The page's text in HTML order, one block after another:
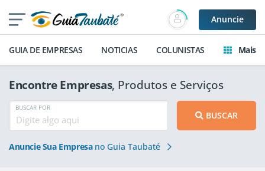
Anuncie
GUIA DE EMPRESAS NOTICIAS COLUNISTAS Mais
Encontre Empresas, Produtos e Serviços
BUSCAR POR
BUSCAR
Anuncie Sua Empresano Guia Taubaté